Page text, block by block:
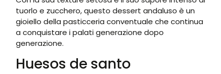
tuorlo e zucchero, questo dessert andaluso è un
gioiello della pasticceria conventuale che continua
a conquistare i palati generazione dopo
generazione.
Huesos de santo